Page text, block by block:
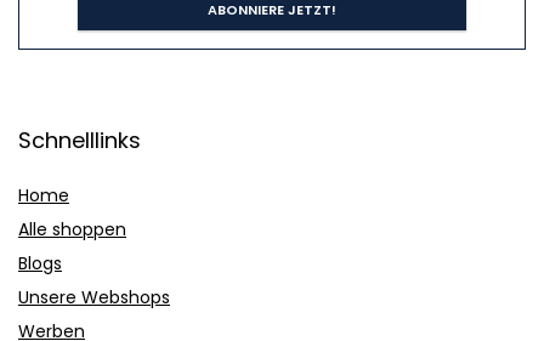
Schnelllinks
Home
Alle shoppen
Blogs
Unsere Webshops
Werben